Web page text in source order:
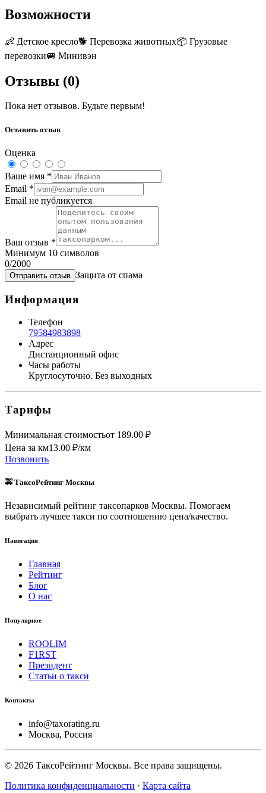
Возможности
👶 Детское кресло🐕 Перевозка животных📦 Грузовые
перевозки🚐 Минивэн
Отзывы (0)
Пока нет отзывов. Будьте первым!
Оставить отзыв
Оценка
Ваше имя *
Email *
Email не публикуется
Ваш отзыв *
Минимум 10 символов
0/2000
Отправить отзыв Защита от спама
Информация
Телефон
79584983898
Адрес
Дистанционный офис
Часы работы
Круглосуточно. Без выходных
Тарифы
Минимальная стоимостьот 189.00 ₽
Цена за км13.00 ₽/км
Позвонить
🚕 ТаксоРейтинг Москвы
Независимый рейтинг таксопарков Москвы. Помогаем
выбрать лучшее такси по соотношению цена/качество.
Навигация
Главная
Рейтинг
Блог
О нас
Популярное
ROOLIM
F1RST
Президент
Статьи о такси
Контакты
info@taxorating.ru
Москва, Россия
© 2026 ТаксоРейтинг Москвы. Все права защищены.
Политика конфиденциальности · Карта сайта